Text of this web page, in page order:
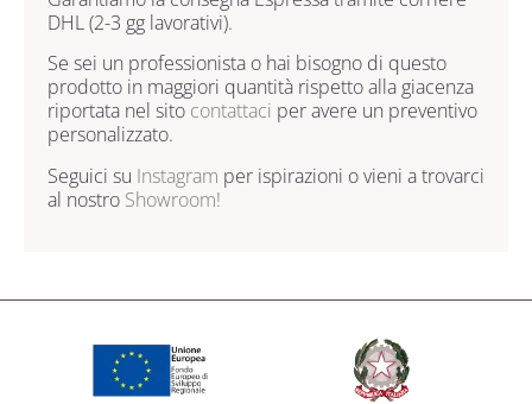
DHL (2-3 gg lavorativi).
Se sei un professionista o hai bisogno di questo
prodotto in maggiori quantità rispetto alla giacenza
riportata nel sito contattaci per avere un preventivo
personalizzato.
Seguici su Instagram per ispirazioni o vieni a trovarci
al nostro Showroom!